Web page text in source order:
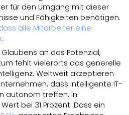
für den Umgang mit dieser
und Fähigkeiten benötigen.
alle Mitarbeiter eine
.
an das Potenzial,
fehlt vielerorts das generelle
Weltweit akzeptieren
dass intelligente IT-
autonom treffen. In
bei 31 Prozent. Dass ein